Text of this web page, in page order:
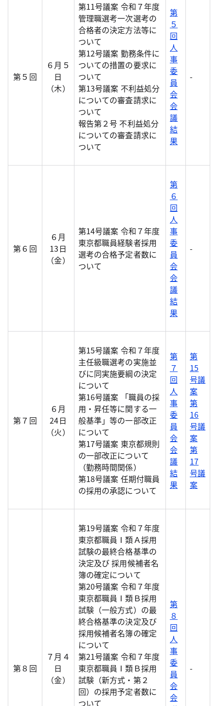
第５回
６月５
日
（木）
第11号議案 令和７年度
管理職選考一次選考の
合格者の決定方法等に
ついて
第12号議案 勤務条件に
ついての措置の要求に
ついて
第13号議案 不利益処分
についての審査請求に
ついて
報告第２号 不利益処分
についての審査請求に
ついて
第
５
回
人
事
委
員
会
会
議
結
果
-
第６回
６月
13日
（金）
第14号議案 令和７年度
東京都職員経験者採用
選考の合格予定者数に
ついて
第
６
回
人
事
委
員
会
会
議
結
果
-
第７回
６月
24日
（火）
第15号議案 令和７年度
主任級職選考の実施並
びに同実施要綱の決定
について
第16号議案 「職員の採
用・昇任等に関する一
般基準」等の一部改正
について
第17号議案 東京都規則
の一部改正について
（勤務時間関係）
第18号議案 任期付職員
の採用の承認について
第
７
回
人
事
委
員
会
会
議
結
果
第
15
号議
案
第
16
号議
案
第
17
号議
案
第８回
７月４
日
（金）
第19号議案 令和７年度
東京都職員Ⅰ類Ａ採用
試験の最終合格基準の
決定及び 採用候補者名
簿の確定について
第20号議案 令和７年度
東京都職員Ⅰ類Ｂ採用
試験（一般方式）の最
終合格基準の決定及び
採用候補者名簿の確定
について
第21号議案 令和７年度
東京都職員Ⅰ類Ｂ採用
試験（新方式・第２
回）の採用予定者数に
ついて
第
８
回
人
事
委
員
会
会
-